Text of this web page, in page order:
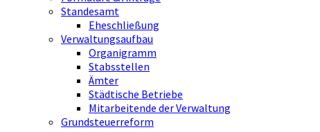
Standesamt
Eheschließung
Verwaltungsaufbau
Organigramm
Stabsstellen
Ämter
Städtische Betriebe
Mitarbeitende der Verwaltung
Grundsteuerreform